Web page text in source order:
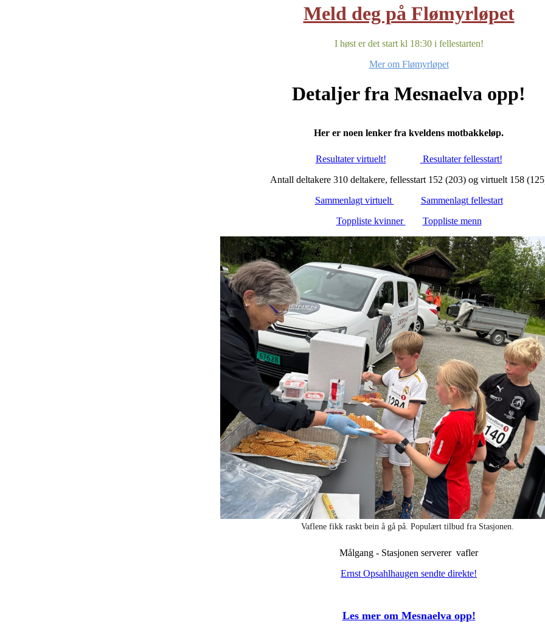
Meld deg på Flømyrløpet
I høst er det start kl 18:30 i fellestarten!
Mer om Flømyrløpet
Detaljer fra Mesnaelva opp!
Her er noen lenker fra kveldens motbakkeløp.
Resultater virtuelt!
Resultater fellesstart!
Antall deltakere 310 deltakere, fellesstart 152 (203) og virtuelt 158
Sammenlagt virtuelt
Sammenlagt fellestart
Toppliste kvinner
Toppliste menn
Vaflene fikk raskt bein å gå på. Populært tilbud fra Stasjonen.
Målgang - Stasjonen serverer vafler
Ernst Opsahlhaugen sendte direkte!
Les mer om Mesnaelva opp!